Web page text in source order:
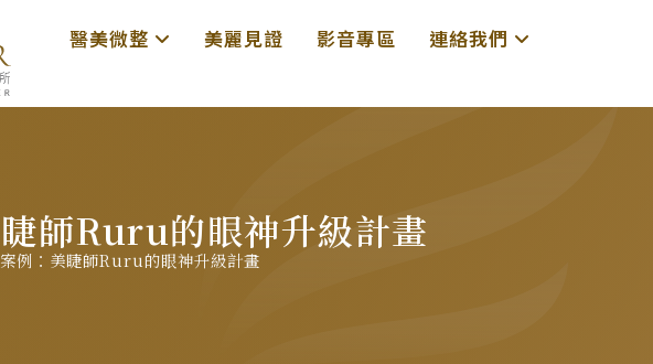
醫美微整 美麗見證 影音專區 連絡我們
師Ruru的眼神升級計畫
例：美睫師Ruru的眼神升級計畫